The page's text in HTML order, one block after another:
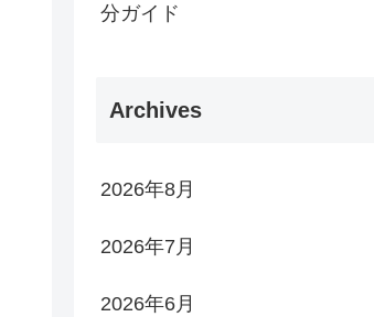
分ガイド
Archives
2026年8月
2026年7月
2026年6月